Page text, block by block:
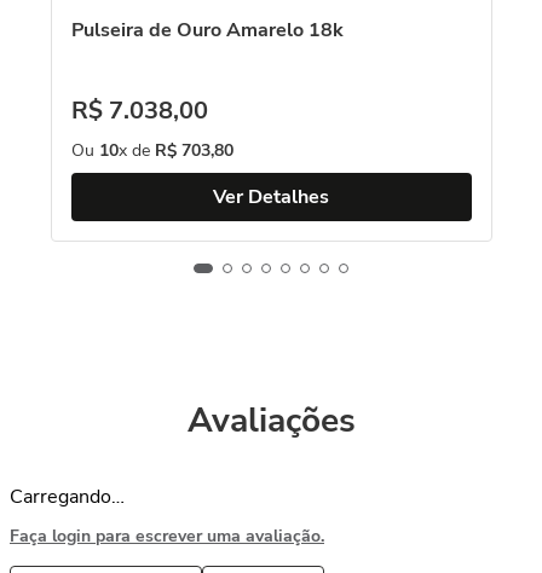
Pulseira de Ouro Amarelo 18k
R$ 7.038,00
Ou 10x de R$ 703,80
Ver Detalhes
Avaliações
Carregando…
Faça login para escrever uma avaliação.